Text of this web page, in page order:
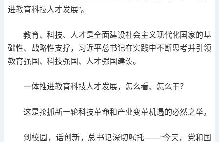
进教育科技人才发展”。
教育、科技、人才是全面建设社会主义现代化国家的基
础性、战略性支撑，习近平总书记在实践中不断思考并引领
教育强国、科技强国、人才强国建设。
一体推进教育科技人才发展，怎么看、怎么干？
这是抢抓新一轮科技革命和产业变革机遇的必然之举。
到校园，话创新，总书记深切嘱托——“今天，党和国